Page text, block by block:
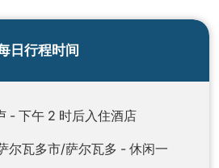
日行程时间
- 下午 2 时后入住酒店
尔瓦多市/萨尔瓦多 - 休闲一